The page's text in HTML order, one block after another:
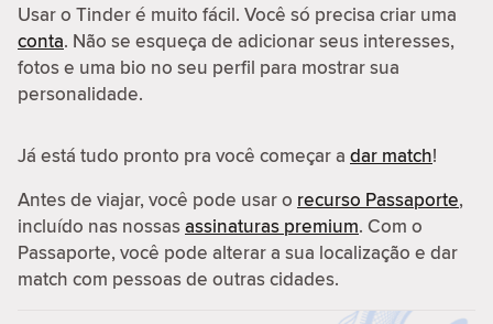
Usar o Tinder é muito fácil. Você só precisa criar uma
conta. Não se esqueça de adicionar seus interesses,
fotos e uma bio no seu perfil para mostrar sua
personalidade.
Já está tudo pronto pra você começar a dar match!
Antes de viajar, você pode usar o recurso Passaporte,
incluído nas nossasassinaturas premium. Com o
Passaporte, você pode alterar a sua localização e dar
match com pessoas de outras cidades.